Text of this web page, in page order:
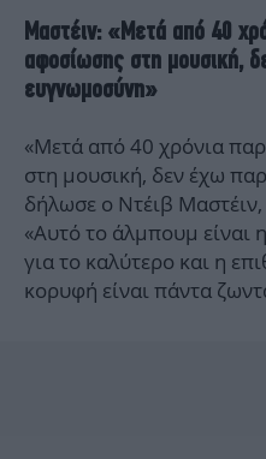
Μαστέιν: «Μετά από 40
αφοσίωσης στη μουσική,
ευγνωμοσύνη»
«Μετά από 40 χρόνια
στη μουσική, δεν έχω
δήλωσε ο Ντέιβ
«Αυτό το άλμπουμ είναι
για το καλύτερο και η
κορυφή είναι πάντα